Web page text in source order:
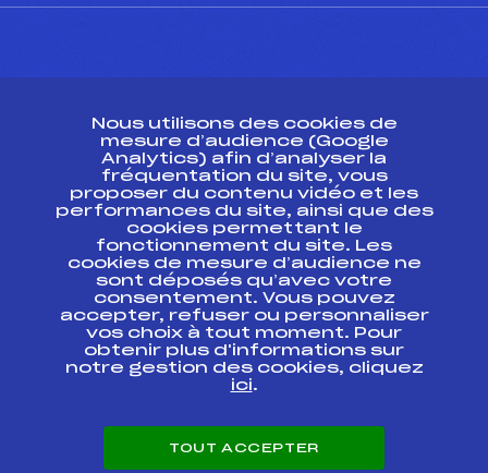
ESPACE PRESSE
Ressources
Pass’Neige
Projet sportif fédéral
Projet de performance fédéral
Antidopage
Pôle Développement, Formation, Suivi
Scientifique
Listes ministérielles
Pôle vie de l’athlète
Carrières
Nous utilisons des cookies de
mesure d’audience (Google
Analytics) afin d’analyser la
fréquentation du site, vous
proposer du contenu vidéo et les
performances du site, ainsi que des
cookies permettant le
fonctionnement du site. Les
cookies de mesure d’audience ne
sont déposés qu’avec votre
consentement. Vous pouvez
accepter, refuser ou personnaliser
vos choix à tout moment. Pour
obtenir plus d'informations sur
notre gestion des cookies, cliquez
ici.
TOUT ACCEPTER